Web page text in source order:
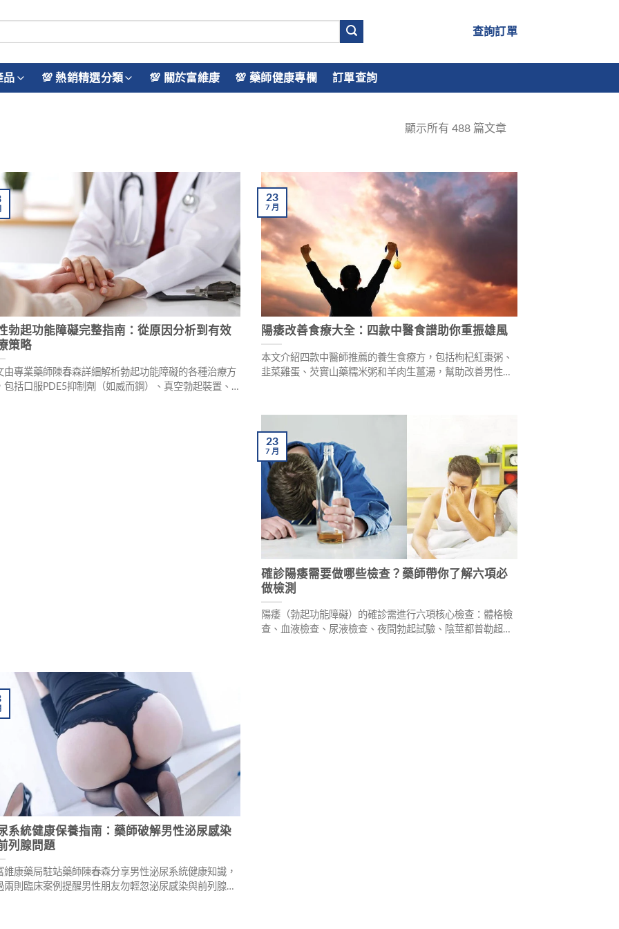
查詢訂單
品 💯 熱銷精選分類 💯 關於富維康 💯 藥師健康專欄 訂單查詢
顯示所有 488 篇文章
勃起功能障礙完整指南：從原因分析到有效
策略
由專業藥師陳春森詳細解析勃起功能障礙的各種治療方
包括口服PDE5抑制劑（如威而鋼）、真空勃起裝置、
陽痿改善食療大全：四款中醫食譜助你重振雄風
本文介紹四款中醫師推薦的養生食療方，包括枸杞紅棗粥、
韭菜雞蛋、芡實山藥糯米粥和羊肉生薑湯，幫助改善男性勃
生。
23
7月
確診陽痿需要做哪些檢查？藥師帶你了解六項必
做檢測
陽痿（勃起功能障礙）的確診需進行六項核心檢查：體格檢
查、血液檢查、尿液檢查、夜間勃起試驗、陰莖都普勒超音
23
7月
系統健康保養指南：藥師破解男性泌尿感染
列腺問題
維康藥局駐站藥師陳春森分享男性泌尿系統健康知識，
兩則臨床案例提醒男性朋友勿輕忽泌尿感染與前列腺